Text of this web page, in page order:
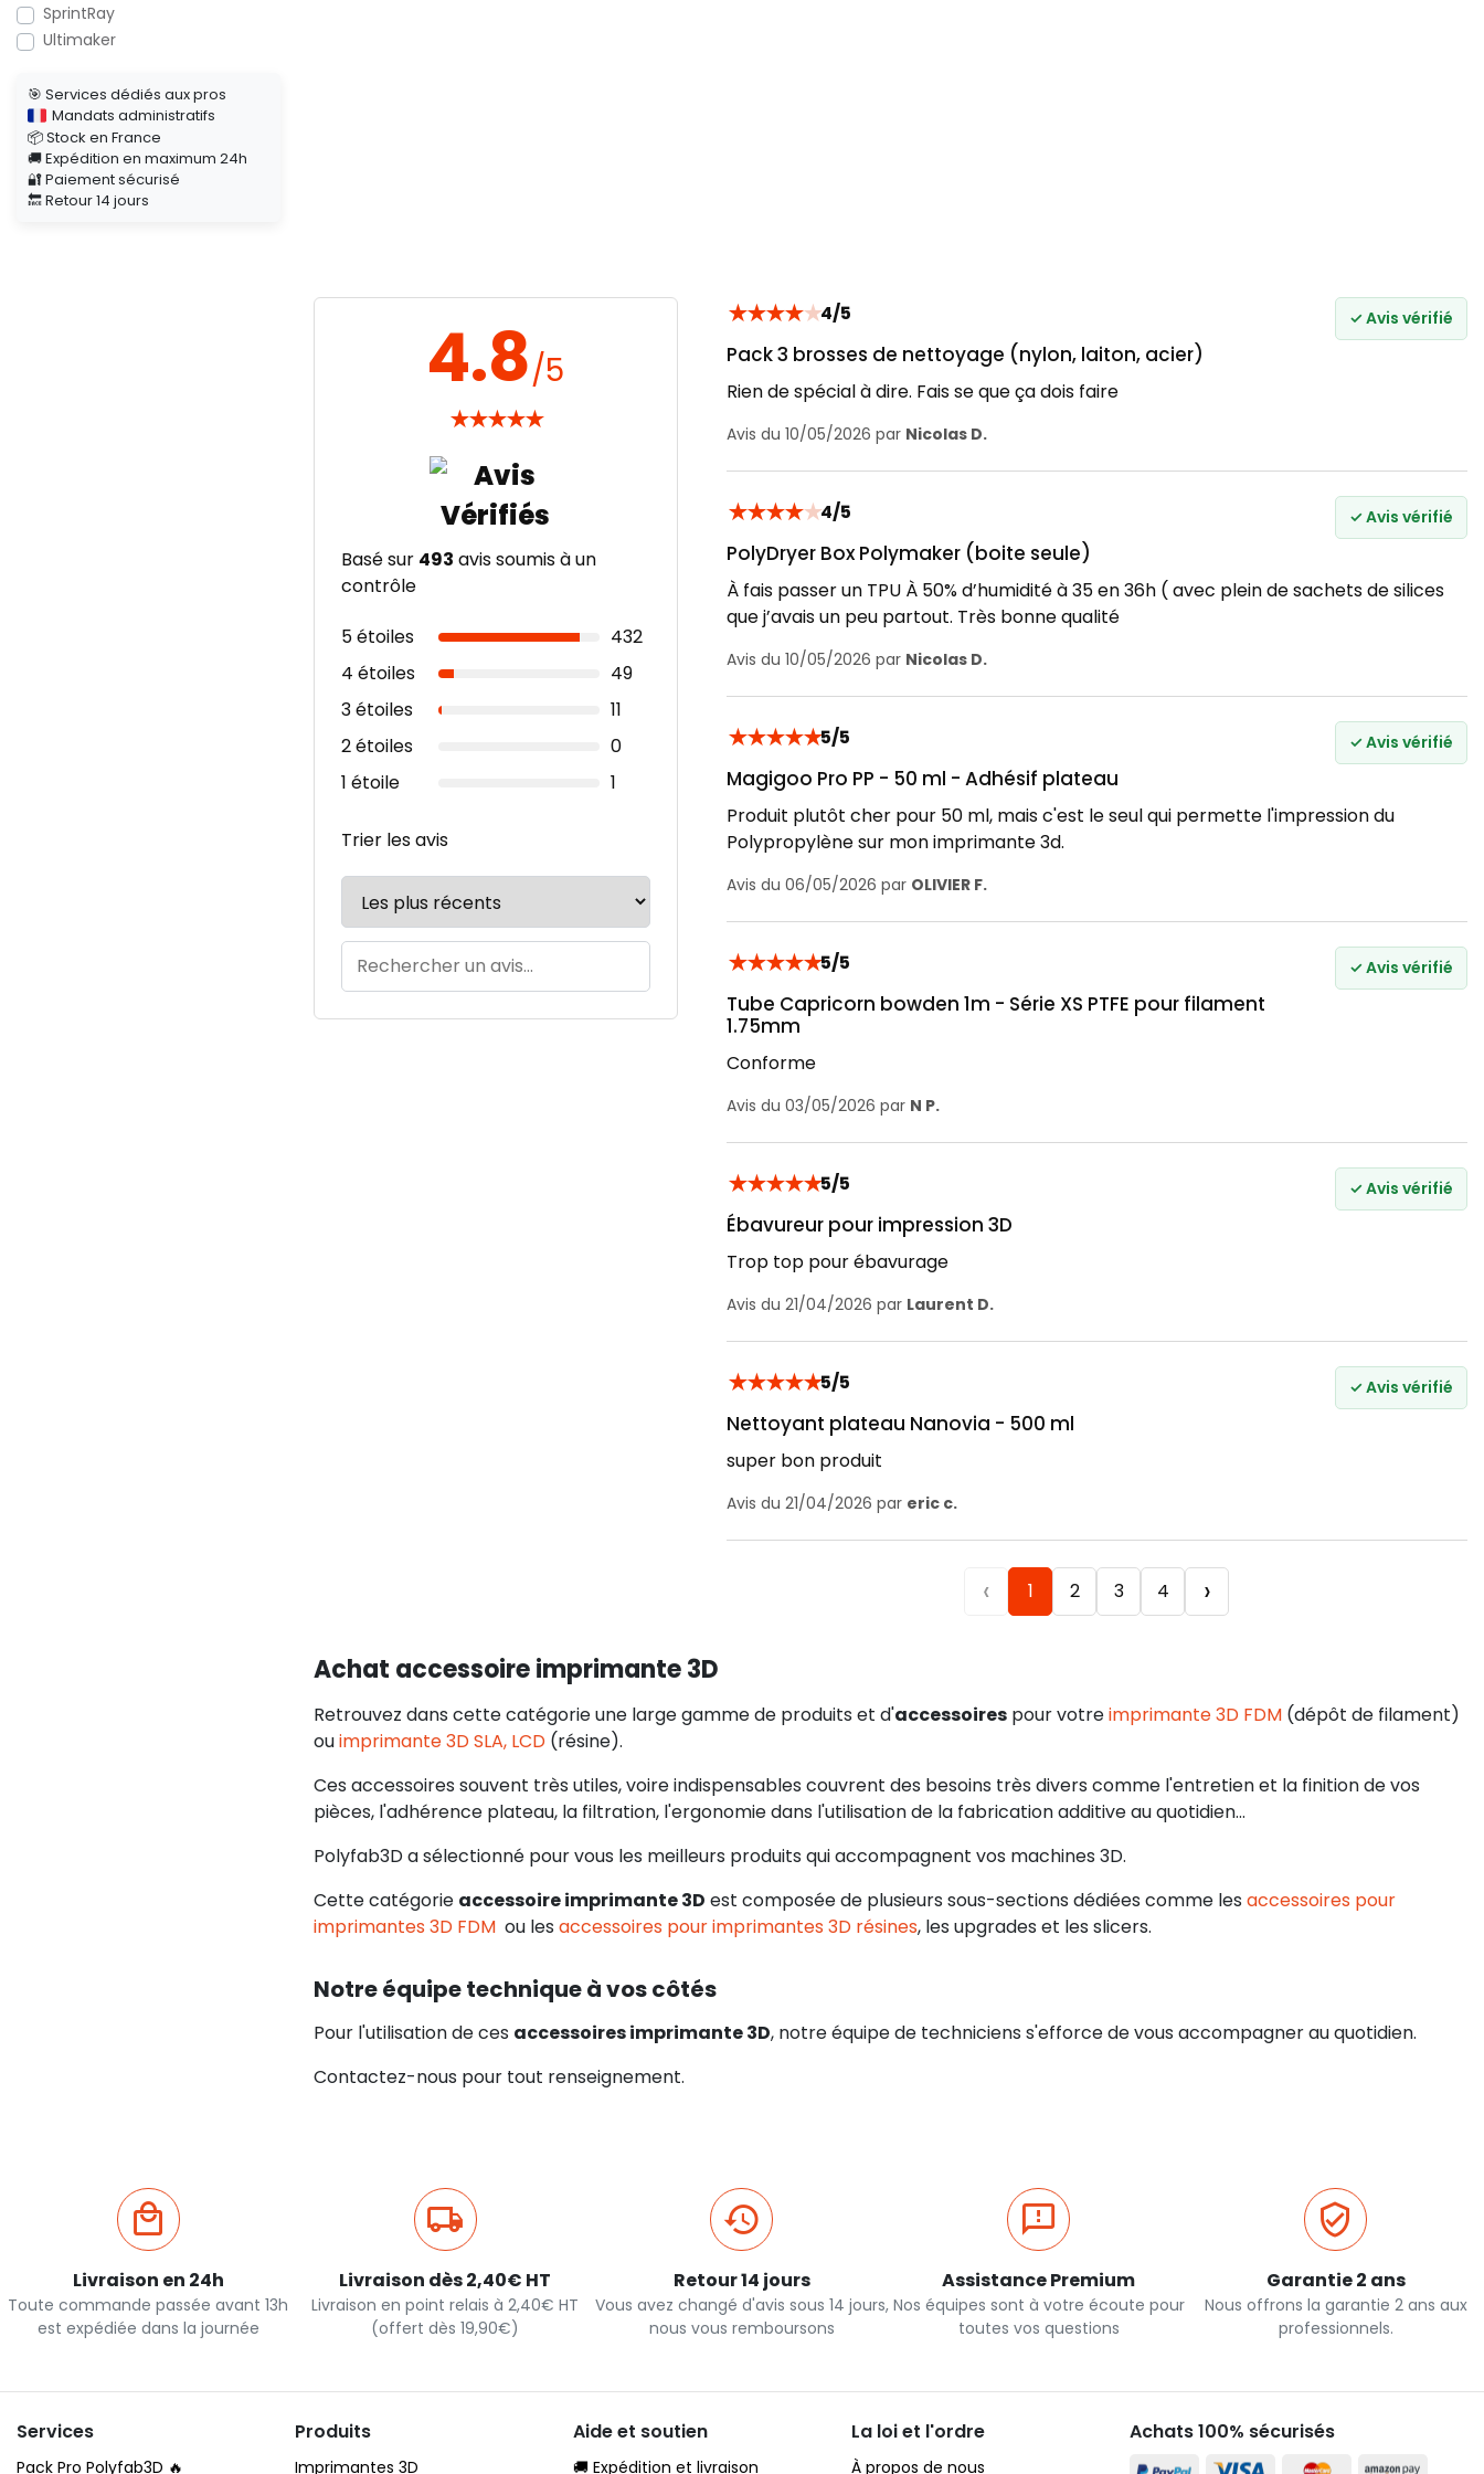
SprintRay
Ultimaker
🎯 Services dédiés aux pros
Mandats administratifs
📦 Stock en France
🚚 Expédition en maximum 24h
🔐 Paiement sécurisé
🔙 Retour 14 jours
4.8/5
★★★★★
Basé sur 493 avis soumis à un
contrôle
5 étoiles
432
4 étoiles
49
3 étoiles
11
2 étoiles
0
1 étoile
1
Trier les avis
★★★★★4/5
Pack 3 brosses de nettoyage (nylon, laiton, acier)
✓ Avis vérifié
Rien de spécial à dire. Fais se que ça dois faire
Avis du 10/05/2026 par Nicolas D.
★★★★★4/5
PolyDryer Box Polymaker (boite seule)
✓ Avis vérifié
À fais passer un TPU À 50% d’humidité à 35 en 36h ( avec plein de sachets de silices
que j’avais un peu partout. Très bonne qualité
Avis du 10/05/2026 par Nicolas D.
★★★★★5/5
Magigoo Pro PP - 50 ml - Adhésif plateau
✓ Avis vérifié
Produit plutôt cher pour 50 ml, mais c'est le seul qui permette l'impression du
Polypropylène sur mon imprimante 3d.
Avis du 06/05/2026 par OLIVIER F.
★★★★★5/5
Tube Capricorn bowden 1m - Série XS PTFE pour filament
1.75mm
✓ Avis vérifié
Conforme
Avis du 03/05/2026 par N P.
★★★★★5/5
Ébavureur pour impression 3D
✓ Avis vérifié
Trop top pour ébavurage
Avis du 21/04/2026 par Laurent D.
★★★★★5/5
Nettoyant plateau Nanovia - 500 ml
✓ Avis vérifié
super bon produit
Avis du 21/04/2026 par eric c.
‹ 1 2 3 4 ›
Achat accessoire imprimante 3D
Retrouvez dans cette catégorie une large gamme de produits et d'accessoirespour votreimprimante 3D FDM(dépôt de filament)
ouimprimante 3D SLA, LCD(résine).
Ces accessoires souvent très utiles, voire indispensables couvrent des besoins très divers comme l'entretien et la finition de vos
pièces, l'adhérence plateau, la filtration, l'ergonomie dans l'utilisation de la fabrication additive au quotidien...
Polyfab3D a sélectionné pour vous les meilleurs produits qui accompagnent vos machines 3D.
Cette catégorie accessoire imprimante 3D est composée de plusieurs sous-sections dédiées comme les accessoires pour
imprimantes 3D FDMou les accessoires pour imprimantes 3D résines, les upgrades et les slicers.
Notre équipe technique à vos côtés
Pour l'utilisation de ces accessoires imprimante 3D, notre équipe de techniciens s'efforce de vous accompagner au quotidien.
Contactez-nous pour tout renseignement.
Livraison en 24h
Toute commande passée avant 13h
est expédiée dans la journée
Livraison dès 2,40€ HT
Livraison en point relais à 2,40€ HT
(offert dès 19,90€)
Retour 14 jours
Vous avez changé d'avis sous 14 jours,
nous vous remboursons
Assistance Premium
Nos équipes sont à votre écoute pour
toutes vos questions
Garantie 2 ans
Nous offrons la garantie 2 ans aux
professionnels.
Services
Pack Pro Polyfab3D 🔥
Produits
Imprimantes 3D
Aide et soutien
🚚 Expédition et livraison
La loi et l'ordre
À propos de nous
Achats 100% sécurisés